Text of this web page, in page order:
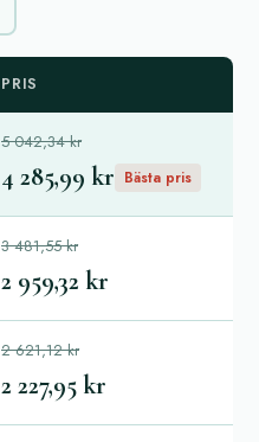
PRIS
5 042,34 kr
4 285,99 kr Bästa pris
3 481,55 kr
2 959,32 kr
2 621,12 kr
2 227,95 kr